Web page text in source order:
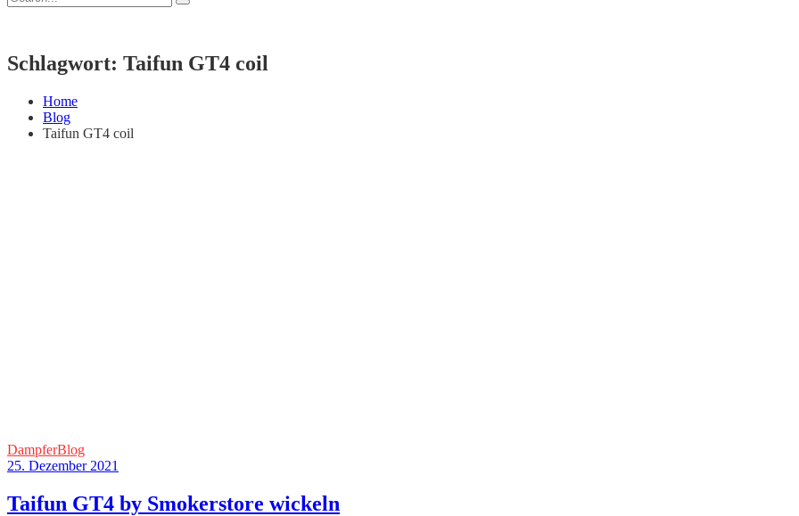
Schlagwort: Taifun GT4 coil
Home
Blog
Taifun GT4 coil
DampferBlog
25. Dezember 2021
Taifun GT4 by Smokerstore wickeln